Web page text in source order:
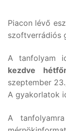
Piacon lévő
szoftverrádiós
A tanfolyam
kezdve
szeptember
A gyakorlatok
A